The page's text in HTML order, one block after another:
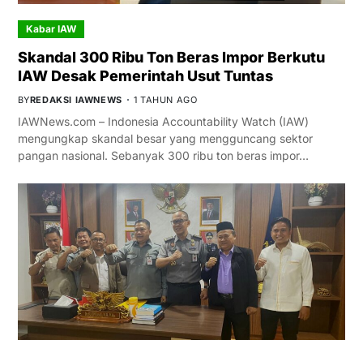
Kabar IAW
Skandal 300 Ribu Ton Beras Impor Berkutu
IAW Desak Pemerintah Usut Tuntas
BYREDAKSI IAWNEWS 1 TAHUN AGO
IAWNews.com – Indonesia Accountability Watch (IAW)
mengungkap skandal besar yang mengguncang sektor
pangan nasional. Sebanyak 300 ribu ton beras impor…